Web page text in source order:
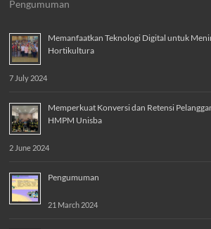
Pengumuman
Memanfaatkan Teknologi Digital untuk
Hortikultura
7 July 2024
Memperkuat Konversi dan Retensi
HMPM Unisba
2 June 2024
Pengumuman
21 March 2024